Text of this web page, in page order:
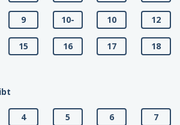
9 10- 10 12
15 16 17 18
4 5 6 7